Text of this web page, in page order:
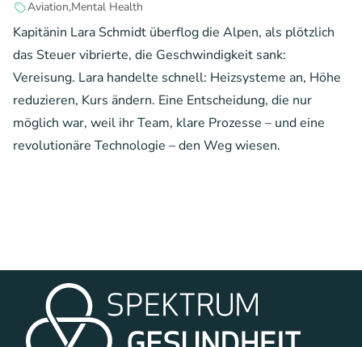
AviationMental Health
Kapitänin Lara Schmidt überflog die Alpen, als plötzlich
das Steuer vibrierte, die Geschwindigkeit sank:
Vereisung. Lara handelte schnell: Heizsysteme an, Höhe
reduzieren, Kurs ändern. Eine Entscheidung, die nur
möglich war, weil ihr Team, klare Prozesse – und eine
revolutionäre Technologie – den Weg wiesen.